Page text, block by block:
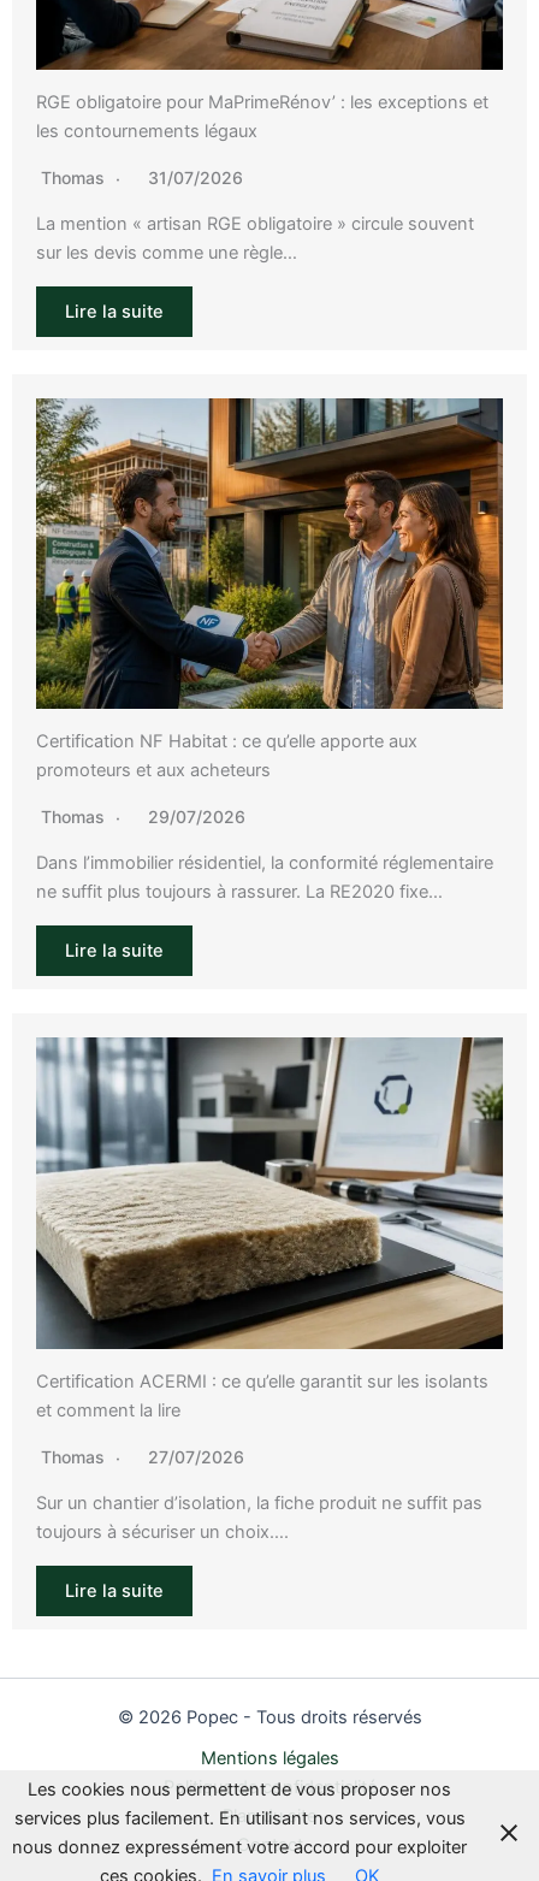
RGE obligatoire pour MaPrimeRénov’ : les exceptions et
les contournements légaux
Thomas 31/07/2026
La mention « artisan RGE obligatoire » circule souvent
sur les devis comme une règle…
Lire la suite
Certification NF Habitat : ce qu’elle apporte aux
promoteurs et aux acheteurs
Thomas 29/07/2026
Dans l’immobilier résidentiel, la conformité réglementaire
ne suffit plus toujours à rassurer. La RE2020 fixe…
Lire la suite
Certification ACERMI : ce qu’elle garantit sur les isolants
et comment la lire
Thomas 27/07/2026
Sur un chantier d’isolation, la fiche produit ne suffit pas
toujours à sécuriser un choix….
Lire la suite
© 2026 Popec - Tous droits réservés
Mentions légales
Politique de confidentialité
Plan du site
Contact
Les cookies nous permettent de vous proposer nos
services plus facilement. En utilisant nos services, vous
nous donnez expressément votre accord pour exploiter
ces cookies. En savoir plus OK